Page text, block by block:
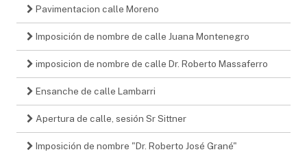
Pavimentacion calle Moreno
Imposición de nombre de calle Juana Montenegro
imposicion de nombre de calle Dr. Roberto Massaferro
Ensanche de calle Lambarri
Apertura de calle, sesión Sr Sittner
Imposición de nombre "Dr. Roberto José Grané"